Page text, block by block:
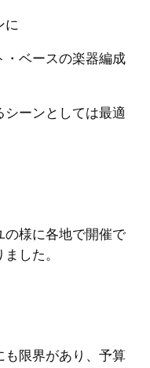
に
・ベースの楽器編成
ーンとしては最適
の様に各地で開催で
した。
も限界があり、予算